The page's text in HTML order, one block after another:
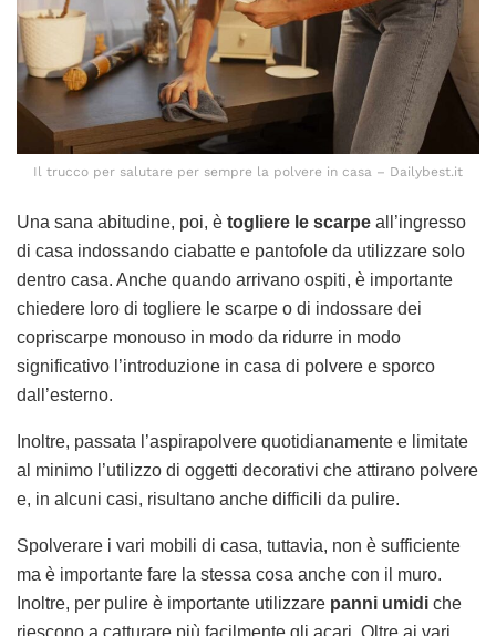
Il trucco per salutare per sempre la polvere in casa – Dailybest.it
Una sana abitudine, poi, è togliere le scarpe all’ingresso
di casa indossando ciabatte e pantofole da utilizzare solo
dentro casa. Anche quando arrivano ospiti, è importante
chiedere loro di togliere le scarpe o di indossare dei
copriscarpe monouso in modo da ridurre in modo
significativo l’introduzione in casa di polvere e sporco
dall’esterno.
Inoltre, passata l’aspirapolvere quotidianamente e limitate
al minimo l’utilizzo di oggetti decorativi che attirano polvere
e, in alcuni casi, risultano anche difficili da pulire.
Spolverare i vari mobili di casa, tuttavia, non è sufficiente
ma è importante fare la stessa cosa anche con il muro.
Inoltre, per pulire è importante utilizzare panni umidi che